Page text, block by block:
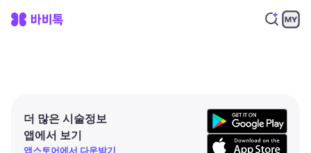
더 많은 시술정보
앱에서 보기
앱스토어에서 다운받기